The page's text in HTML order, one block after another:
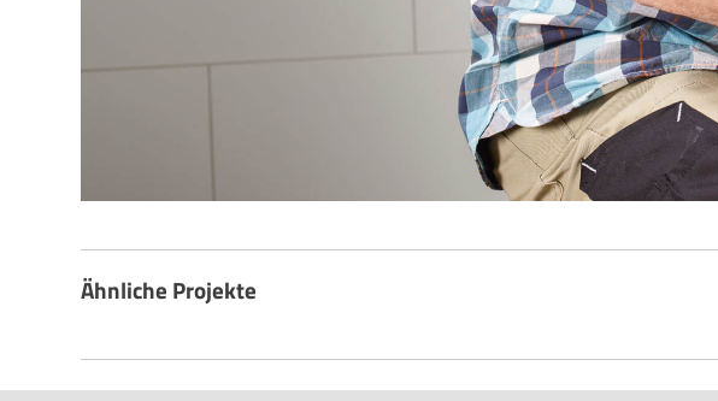
Ähnliche Projekte